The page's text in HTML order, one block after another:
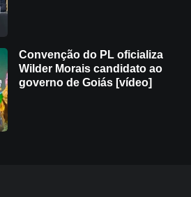
Convenção do PL oficializa
Wilder Morais candidato ao
governo de Goiás [vídeo]